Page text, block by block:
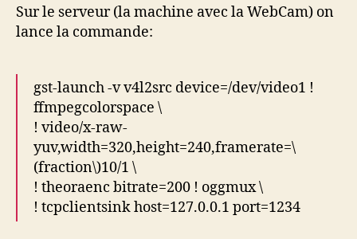
Sur le serveur (la machine avec la WebCam) on
lance la commande:
gst-launch -v v4l2src device=/dev/video1 !
ffmpegcolorspace \
! video/x-raw-
yuv,width=320,height=240,framerate=\
(fraction\)10/1 \
! theoraenc bitrate=200 ! oggmux \
! tcpclientsink host=127.0.0.1 port=1234